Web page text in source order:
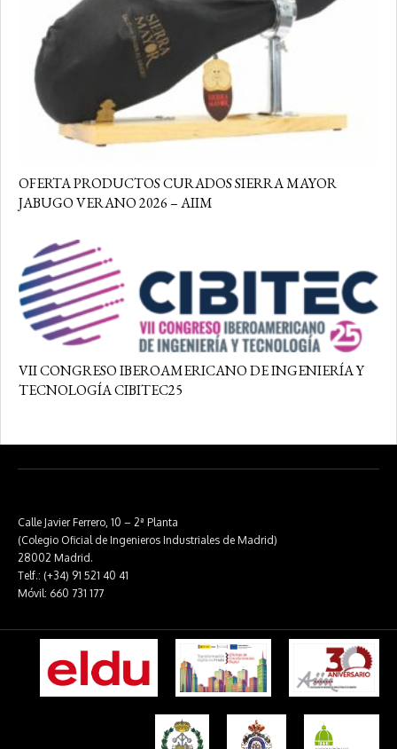
OFERTA PRODUCTOS CURADOS SIERRA MAYOR
JABUGO VERANO 2026 – AIIM
VII CONGRESO IBEROAMERICANO DE INGENIERÍA Y
TECNOLOGÍA CIBITEC25
Calle Javier Ferrero, 10 – 2ª Planta
(Colegio Oficial de Ingenieros Industriales de Madrid)
28002 Madrid.
Telf.: (+34) 91 521 40 41
Móvil: 660 731 177